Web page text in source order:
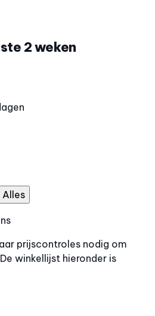
2 weken
Alles
prijscontroles nodig om
winkellijst hieronder is